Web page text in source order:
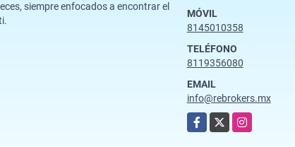
siempre enfocados a encontrar el
MÓVIL
8145010358
TELÉFONO
8119356080
EMAIL
info@rebrokers.mx
Facebook
X Instagram